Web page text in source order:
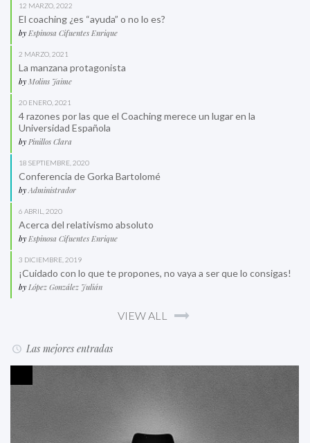
12 MARZO, 2022
El coaching ¿es “ayuda” o no lo es?
by Espinosa Cifuentes Enrique
2 MARZO, 2021
La manzana protagonista
by Molins Jaime
20 ENERO, 2021
4 razones por las que el Coaching merece un lugar en la
Universidad Española
by Pinillos Clara
18 SEPTIEMBRE, 2020
Conferencia de Gorka Bartolomé
by Administrador
6 ABRIL, 2020
Acerca del relativismo absoluto
by Espinosa Cifuentes Enrique
3 DICIEMBRE, 2019
¡Cuidado con lo que te propones, no vaya a ser que lo consigas!
by López González Julián
VIEW ALL
Las mejores entradas